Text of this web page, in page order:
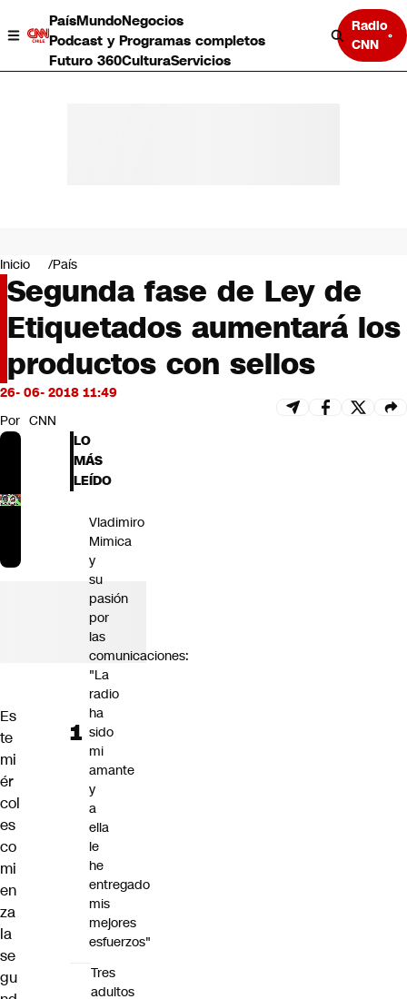
PaísMundoNegocios
Podcast y Programas completos
Futuro 360CulturaServicios
Radio
CNN
Negocios
Deportes
Programas completos
Cultura
Servicios
Bits
CNN tiempo
Futuro 360
Opinión
Inicio País
Segunda fase de Ley de
Etiquetados aumentará los
productos con sellos
26- 06- 2018 11:49
Por CNN
Es
te
mi
ér
col
es
co
mi
en
za
la
se
gu
LO
MÁS
LEÍDO
Vladimiro
Mimica
y
su
pasión
por
las
comunicaciones:
"La
radio
ha
sido
mi
amante
y
a
ella
le
he
entregado
mis
mejores
esfuerzos"
Tres
adultos